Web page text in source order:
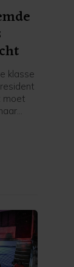
klasse
moet